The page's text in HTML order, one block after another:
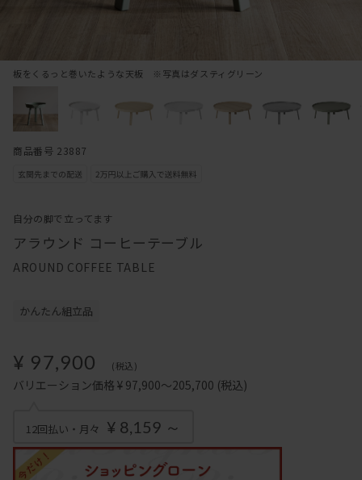
自分の脚で立ってます
アラウンド コーヒーテーブル
AROUND COFFEE TABLE
板をくるっと巻いたような天板 ※写真はダスティグリーン
かんたん組立品
¥ 97,900 (税込)
バリエーション価格 ¥ 97,900～205,700 (税込)
12回払い・月々 ¥ 8,159 ～
商品番号 23887